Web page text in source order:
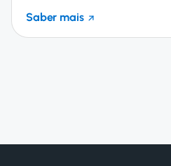
Saber mais